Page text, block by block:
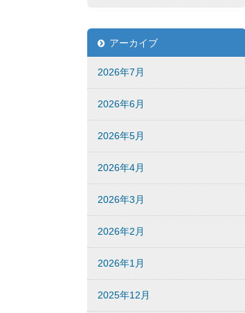
アーカイブ
2026年7月
2026年6月
2026年5月
2026年4月
2026年3月
2026年2月
2026年1月
2025年12月